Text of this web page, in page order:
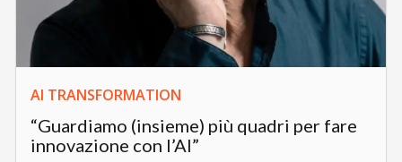
AI TRANSFORMATION
“Guardiamo (insieme) più quadri per fare
innovazione con l’AI”